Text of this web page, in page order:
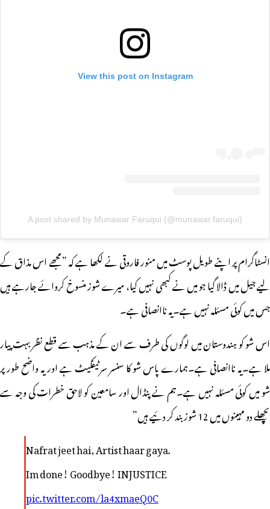
View this post on Instagram
A post shared by Munawar Faruqui (@munawar.faruqui)
انسٹاگرام پر اپنے طویل پوسٹ میں منور فاروقی نے لکھا ہے کہ ” مجھے اس مذاق کے
لیے جیل میں ڈالا گیا جو میں نے کبھی نہیں کیا، میرے شوز منسوخ کروائے جارہے ہیں
جس میں کوئی مسئلہ نہیں ہے۔یہ ناانصافی ہے۔
اس شو کو ہندوستان میں لوگوں کی طرف سے ان کے مذہب سے قطع نظر بہت پیار
ملا ہے۔یہ ناانصافی ہے۔ہمارے پاس شو کا سنسر سرٹیفکیٹ ہے اور یہ واضح طور پر
شو میں کوئی مسئلہ نہیں ہے۔ہم نے پنڈال اور سامعین کو لاحق خطرات کی وجہ سے
پچھلے دو مہینوں میں 12 شوز بند کر دئیے ہیں”
Nafrat jeet hai, Artist haar gaya.
Im done! Goodbye! INJUSTICE
pic.twitter.com/la4xmaeQ0C